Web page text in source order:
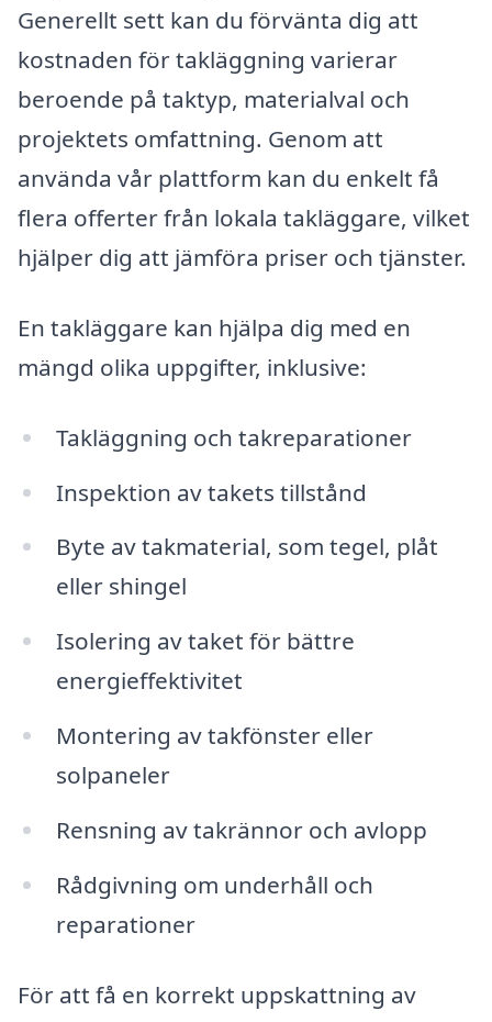
Generellt sett kan du förvänta dig att
kostnaden för takläggning varierar
beroende på taktyp, materialval och
projektets omfattning. Genom att
använda vår plattform kan du enkelt få
flera offerter från lokala takläggare, vilket
hjälper dig att jämföra priser och tjänster.
En takläggare kan hjälpa dig med en
mängd olika uppgifter, inklusive:
Takläggning och takreparationer
Inspektion av takets tillstånd
Byte av takmaterial, som tegel, plåt
eller shingel
Isolering av taket för bättre
energieffektivitet
Montering av takfönster eller
solpaneler
Rensning av takrännor och avlopp
Rådgivning om underhåll och
reparationer
För att få en korrekt uppskattning av